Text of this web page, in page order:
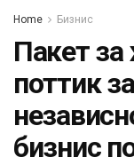
Home Бизнис
Пакет
поттик
бизнис